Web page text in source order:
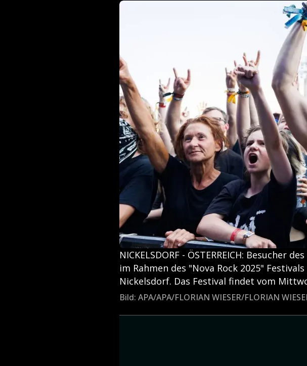
NICKELSDORF - ÖSTERREICH: Besucher
im Rahmen des "Nova Rock 2025"
Nickelsdorf. Das Festival findet vom
Bild: APA/APA/FLORIAN WIESER/FLORIAN